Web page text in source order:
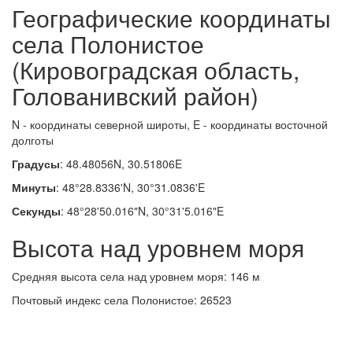
Географические координаты
села Полонистое
(Кировоградская область,
Голованивский район)
N - координаты северной широты, E - координаты восточной
долготы
Градусы: 48.48056N, 30.51806E
Минуты: 48°28.8336'N, 30°31.0836'E
Секунды: 48°28'50.016"N, 30°31'5.016"E
Высота над уровнем моря
Средняя высота села над уровнем моря: 146 м
Почтовый индекс села Полонистое: 26523